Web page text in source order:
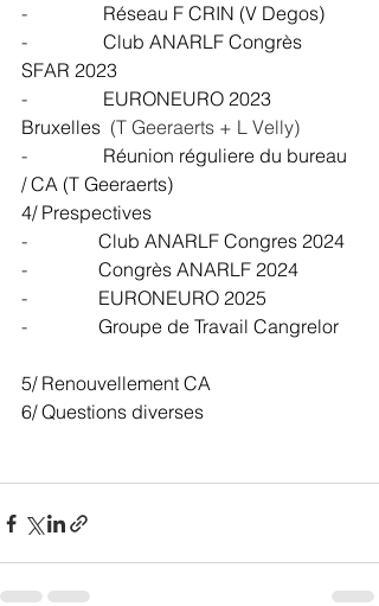
- Réseau F CRIN (V Degos)
- Club ANARLF Congrès
SFAR 2023
- EURONEURO 2023
Bruxelles (T Geeraerts + L Velly)
- Réunion réguliere du bureau
/ CA (T Geeraerts)
4/ Prespectives
- Club ANARLF Congres 2024
- Congrès ANARLF 2024
- EURONEURO 2025
- Groupe de Travail Cangrelor
5/ Renouvellement CA
6/ Questions diverses